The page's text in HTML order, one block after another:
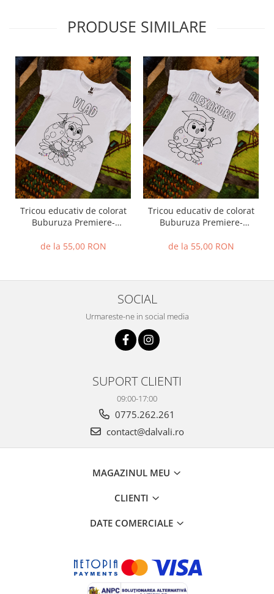
PRODUSE SIMILARE
Tricou educativ de colorat
Buburuza Premiere-
de la 55,00 RON
Tricou educativ de colorat
Buburuza Premiere-
de la 55,00 RON
SOCIAL
Urmareste-ne in social media
SUPORT CLIENTI
09:00-17:00
0775.262.261
contact@dalvali.ro
MAGAZINUL MEU
CLIENTI
DATE COMERCIALE